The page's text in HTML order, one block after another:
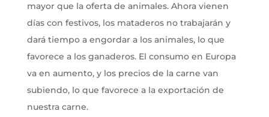
mayor que la oferta de animales. Ahora vienen
días con festivos, los mataderos no trabajarán y
dará tiempo a engordar a los animales, lo que
favorece a los ganaderos. El consumo en Europa
va en aumento, y los precios de la carne van
subiendo, lo que favorece a la exportación de
nuestra carne.